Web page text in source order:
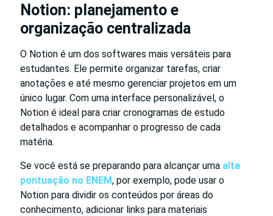
Notion: planejamento e
organização centralizada
O Notion é um dos softwares mais versáteis para
estudantes. Ele permite organizar tarefas, criar
anotações e até mesmo gerenciar projetos em um
único lugar. Com uma interface personalizável, o
Notion é ideal para criar cronogramas de estudo
detalhados e acompanhar o progresso de cada
matéria.
Se você está se preparando para alcançar uma alta
pontuação no ENEM, por exemplo, pode usar o
Notion para dividir os conteúdos por áreas do
conhecimento, adicionar links para materiais